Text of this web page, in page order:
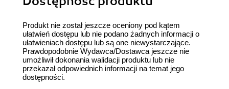
Produkt nie został jeszcze oceniony pod kątem
ułatwień dostępu lub nie podano żadnych informacji o
ułatwieniach dostępu lub są one niewystarczające.
Prawdopodobnie Wydawca/Dostawca jeszcze nie
umożliwił dokonania walidacji produktu lub nie
przekazał odpowiednich informacji na temat jego
dostępności.